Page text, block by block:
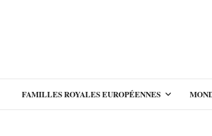
FAMILLES ROYALES EUROPÉENNES